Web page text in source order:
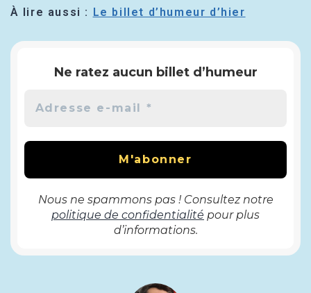
À lire aussi : Le billet d’humeur d’hier
Ne ratez aucun billet d’humeur
Nous ne spammons pas ! Consultez notre
politique de confidentialité pour plus
d’informations.